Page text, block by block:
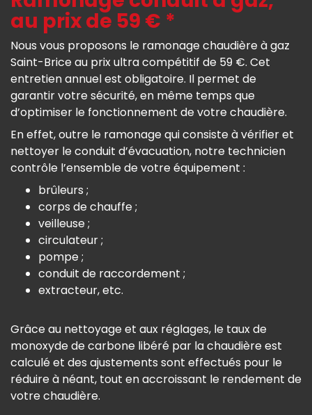
au prix de 59 € *
Nous vous proposons le ramonage chaudière à gaz
Saint-Brice au prix ultra compétitif de 59 €. Cet
entretien annuel est obligatoire. Il permet de
garantir votre sécurité, en même temps que
d’optimiser le fonctionnement de votre chaudière.
En effet, outre le ramonage qui consiste à vérifier et
nettoyer le conduit d’évacuation, notre technicien
contrôle l’ensemble de votre équipement :
brûleurs ;
corps de chauffe ;
veilleuse ;
circulateur ;
pompe ;
conduit de raccordement ;
extracteur, etc.
Grâce au nettoyage et aux réglages, le taux de
monoxyde de carbone libéré par la chaudière est
calculé et des ajustements sont effectués pour le
réduire à néant, tout en accroissant le rendement de
votre chaudière.